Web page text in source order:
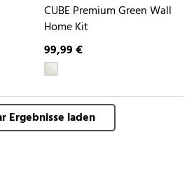
CUBE Premium Green Wall
Home Kit
99,99 €
Ergebnisse laden